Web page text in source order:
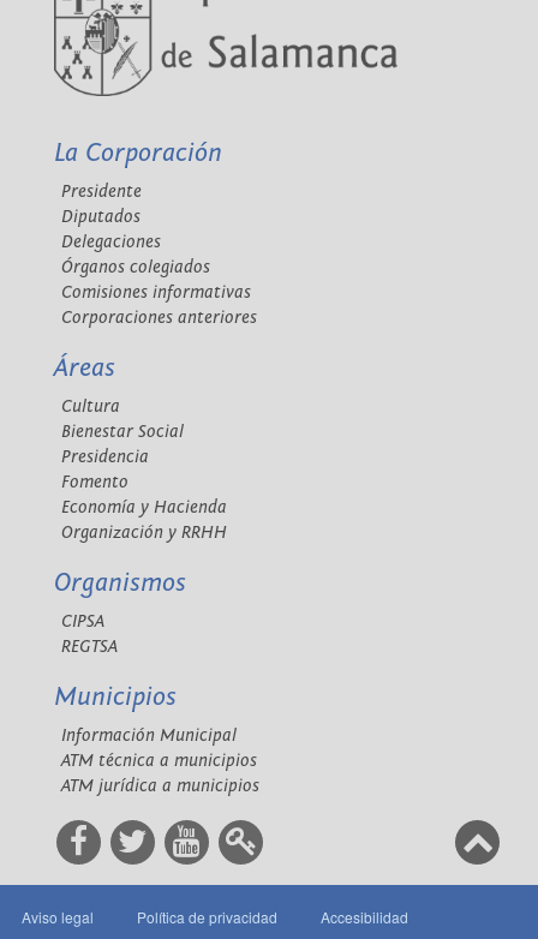
La Corporación
Presidente
Diputados
Delegaciones
Órganos colegiados
Comisiones informativas
Corporaciones anteriores
Áreas
Cultura
Bienestar Social
Presidencia
Fomento
Economía y Hacienda
Organización y RRHH
Organismos
CIPSA
REGTSA
Municipios
Información Municipal
ATM técnica a municipios
ATM jurídica a municipios
Aviso legal Política de privacidad Accesibilidad